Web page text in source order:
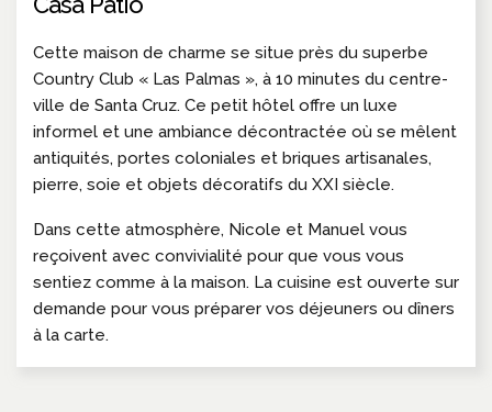
Cette maison de charme se situe près du superbe
Country Club « Las Palmas », à 10 minutes du centre-
ville de Santa Cruz. Ce petit hôtel offre un luxe
informel et une ambiance décontractée où se mêlent
antiquités, portes coloniales et briques artisanales,
pierre, soie et objets décoratifs du XXI siècle.
Dans cette atmosphère, Nicole et Manuel vous
reçoivent avec convivialité pour que vous vous
sentiez comme à la maison. La cuisine est ouverte sur
demande pour vous préparer vos déjeuners ou dîners
à la carte.